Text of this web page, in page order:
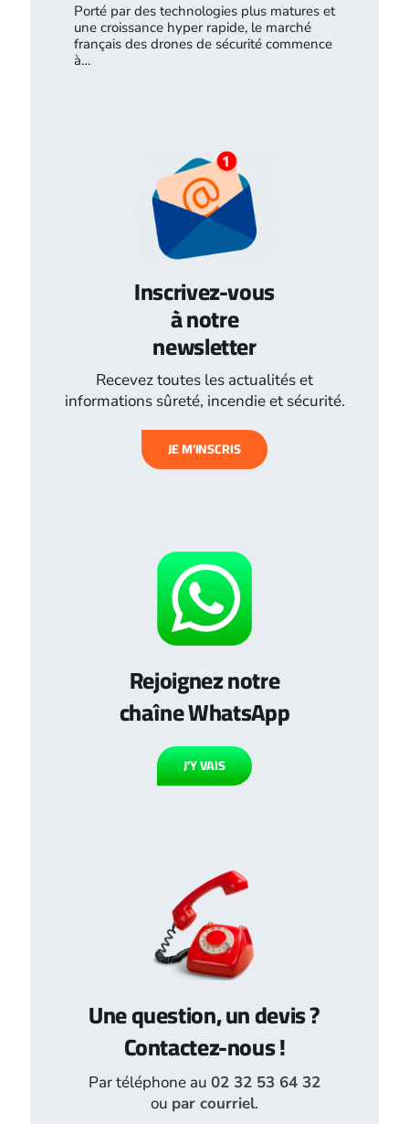
Porté par des technologies plus matures et
une croissance hyper rapide, le marché
français des drones de sécurité commence
à…
Inscrivez-vous
à notre
newsletter
Recevez toutes les actualités et
informations sûreté, incendie et sécurité.
JE M’INSCRIS
Rejoignez notre
chaîne WhatsApp
J’Y VAIS
Une question, un devis ?
Contactez-nous !
Par téléphone au 02 32 53 64 32
ou par courriel.